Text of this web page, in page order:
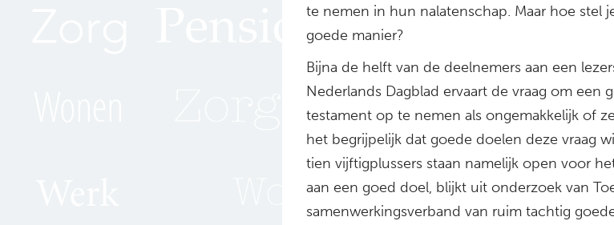
te nemen in hun nalatenschap. Maar hoe stel
goede manier?
Bijna de helft van de deelnemers aan een
Nederlands Dagblad ervaart de vraag om een
testament op te nemen als ongemakkelijk of
het begrijpelijk dat goede doelen deze vraag
tien vijftigplussers staan namelijk open voor
aan een goed doel, blijkt uit onderzoek van
samenwerkingsverband van ruim tachtig